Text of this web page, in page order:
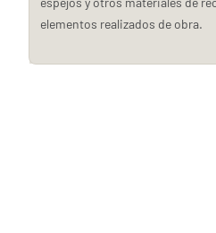
elementos realizados de obra.